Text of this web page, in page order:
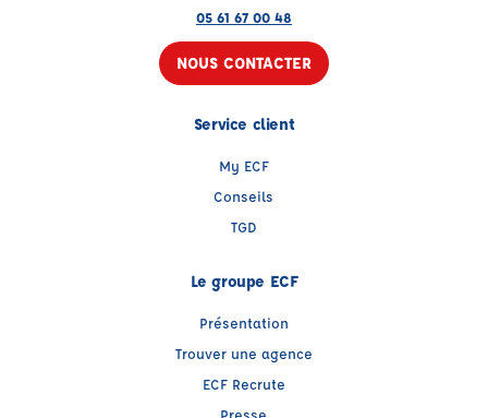
05 61 67 00 48
NOUS CONTACTER
Service client
My ECF
Conseils
TGD
Le groupe ECF
Présentation
Trouver une agence
ECF Recrute
Presse